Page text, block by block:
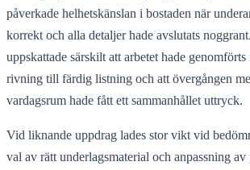
påverkade helhetskänslan i bostaden när
korrekt och alla detaljer hade avslutats
uppskattade särskilt att arbetet hade
rivning till färdig listning och att övergången
vardagsrum hade fått ett sammanhållet uttryck.
Vid liknande uppdrag lades stor vikt vid
val av rätt underlagsmaterial och anpassning av